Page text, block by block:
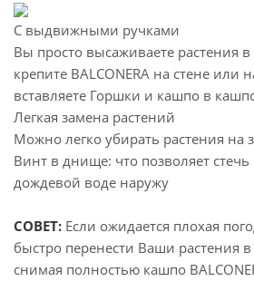
C выдвижными ручками
Вы просто высаживаете растения
крепите BALCONERA на стене или
вставляете Горшки и кашпо в
Легкая замена растений
Можно легко убирать растения на
Винт в днище: что позволяет
дождевой воде наружу
СОВЕТ: Если ожидается плохая
быстро перенести Ваши растения в
снимая полностью кашпо